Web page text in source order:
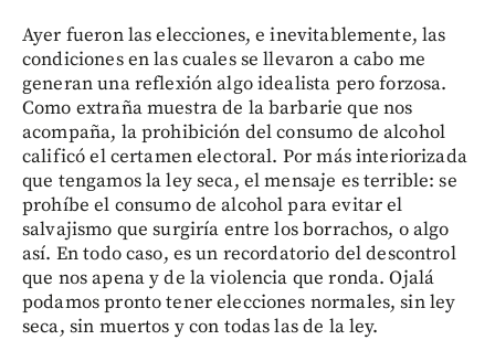
Ayer fueron las elecciones, e inevitablemente, las
condiciones en las cuales se llevaron a cabo me
generan una reflexión algo idealista pero forzosa.
Como extraña muestra de la barbarie que nos
acompaña, la prohibición del consumo de alcohol
calificó el certamen electoral. Por más interiorizada
que tengamos la ley seca, el mensaje es terrible: se
prohíbe el consumo de alcohol para evitar el
salvajismo que surgiría entre los borrachos, o algo
así. En todo caso, es un recordatorio del descontrol
que nos apena y de la violencia que ronda. Ojalá
podamos pronto tener elecciones normales, sin ley
seca, sin muertos y con todas las de la ley.